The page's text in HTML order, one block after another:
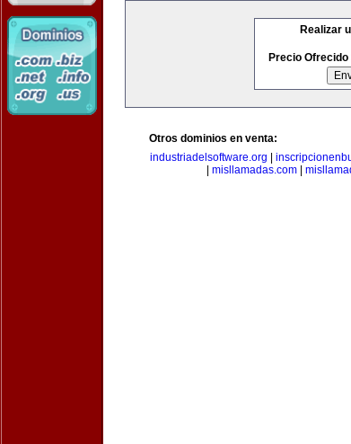
Realizar
Precio Ofrecido
Otros dominios en venta:
industriadelsoftware.org
misllamadas.com|